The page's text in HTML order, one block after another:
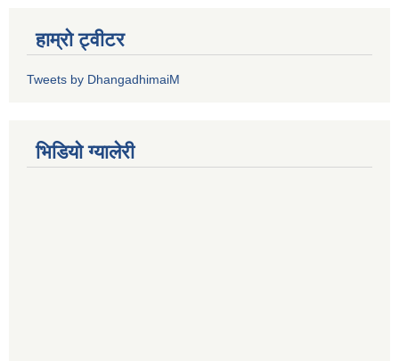
हाम्रो ट्वीटर
Tweets by DhangadhimaiM
भिडियाे ग्यालेरी